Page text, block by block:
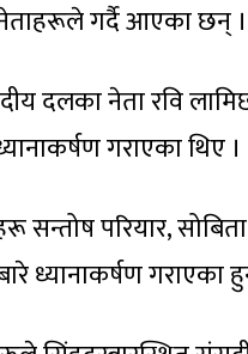
नेताहरूले गर्दै आएका छन् ।
दलका नेता रवि
गराएका थिए ।
सन्तोष परियार,
ध्यानाकर्षण गराएका